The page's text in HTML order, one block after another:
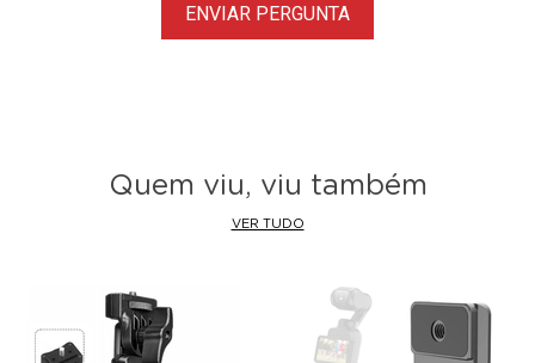
ENVIAR PERGUNTA
Quem viu, viu também
VER TUDO